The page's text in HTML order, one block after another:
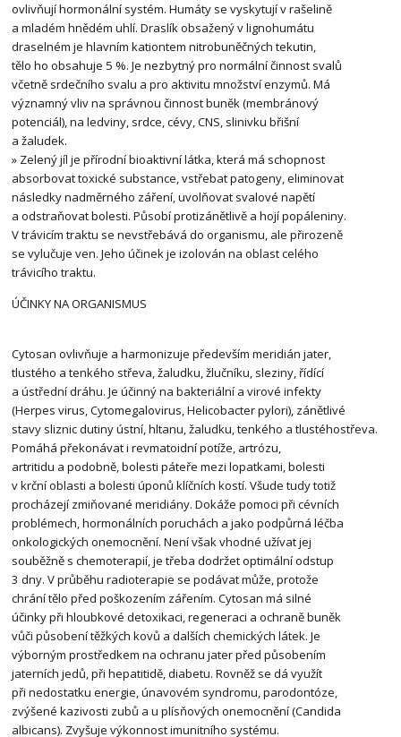
ovlivňují hormonální systém. Humáty se vyskytují v rašelině
a mladém hnědém uhlí. Draslík obsažený v lignohumátu
draselném je hlavním kationtem nitrobuněčných tekutin,
tělo ho obsahuje 5 %. Je nezbytný pro normální činnost svalů
včetně srdečního svalu a pro aktivitu množství enzymů. Má
významný vliv na správnou činnost buněk (membránový
potenciál), na ledviny, srdce, cévy, CNS, slinivku břišní
a žaludek.
» Zelený jíl je přírodní bioaktivní látka, která má schopnost
absorbovat toxické substance, vstřebat patogeny, eliminovat
následky nadměrného záření, uvolňovat svalové napětí
a odstraňovat bolesti. Působí protizánětlivě a hojí popáleniny.
V trávicím traktu se nevstřebává do organismu, ale přirozeně
se vylučuje ven. Jeho účinek je izolován na oblast celého
trávicího traktu.
ÚČINKY NA ORGANISMUS
Cytosan ovlivňuje a harmonizuje především meridián jater,
tlustého a tenkého střeva, žaludku, žlučníku, sleziny, řídící
a ústřední dráhu. Je účinný na bakteriální a virové infekty
(Herpes virus, Cytomegalovirus, Helicobacter pylori), zánětlivé
stavy sliznic dutiny ústní, hltanu, žaludku, tenkého a tlustéhostřeva.
Pomáhá překonávat i revmatoidní potíže, artrózu,
artritidu a podobně, bolesti páteře mezi lopatkami, bolesti
v krční oblasti a bolesti úponů klíčních kostí. Všude tudy totiž
procházejí zmiňované meridiány. Dokáže pomoci při cévních
problémech, hormonálních poruchách a jako podpůrná léčba
onkologických onemocnění. Není však vhodné užívat jej
souběžně s chemoterapií, je třeba dodržet optimální odstup
3 dny. V průběhu radioterapie se podávat může, protože
chrání tělo před poškozením zářením. Cytosan má silné
účinky při hloubkové detoxikaci, regeneraci a ochraně buněk
vůči působení těžkých kovů a dalších chemických látek. Je
výborným prostředkem na ochranu jater před působením
jaterních jedů, při hepatitidě, diabetu. Rovněž se dá využít
při nedostatku energie, únavovém syndromu, parodontóze,
zvýšené kazivosti zubů a u plísňových onemocnění (Candida
albicans). Zvyšuje výkonnost imunitního systému.